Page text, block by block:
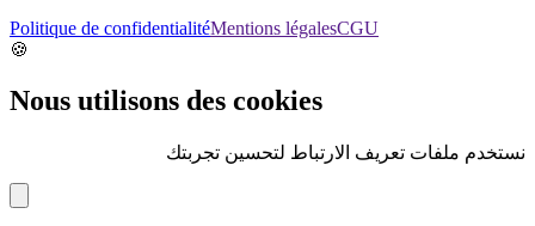
Politique de confidentialitéMentions légalesCGU
🍪
Nous utilisons des cookies
نستخدم ملفات تعريف الارتباط لتحسين تجربتك